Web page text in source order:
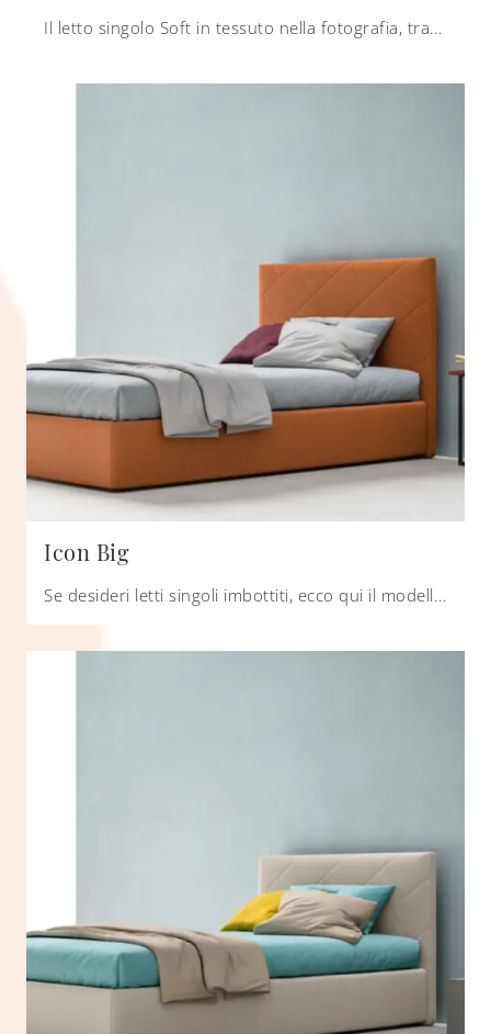
Il letto singolo Soft in tessuto nella fotografia, tra i modelli imbottiti moderni di Zalf, è perfetto per garantire il relax totale.
Icon Big
Se desideri letti singoli imbottiti, ecco qui il modello Icon Big in tessuto per arricchire la stanza dei più piccoli.